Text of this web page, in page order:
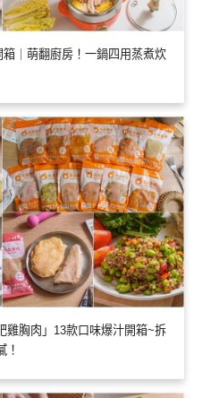
箱｜萌翻廚房！一鍋四用蒸煮炊
雞胸肉」13款口味爆汁開箱~拆
！